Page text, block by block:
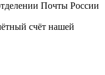
Почты России
счёт нашей